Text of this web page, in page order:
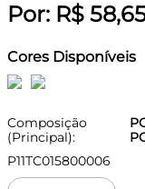
Por: R$ 58,
Cores Disponíveis
Composição
(Principal):
P11TC015800006